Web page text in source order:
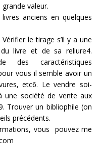
valeur.
anciens en quelques
le tirage s’il y a une
du livre et de sa reliure4.
caractéristiques
vous il semble avoir un
etc6. Le vendre soi-
une société de vente aux
Trouver un bibliophile (on
précédents.
vous pouvez me